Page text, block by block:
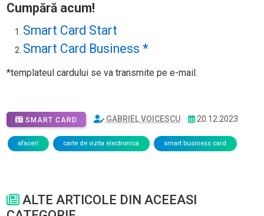
Cumpără acum!
Smart Card Start
Smart Card Business *
*templateul cardului se va transmite pe e-mail.
SMART CARD GABRIEL VOICESCU 20.12.2023
afaceri carte de vizita electronica smart business card
ALTE ARTICOLE DIN ACEEASI